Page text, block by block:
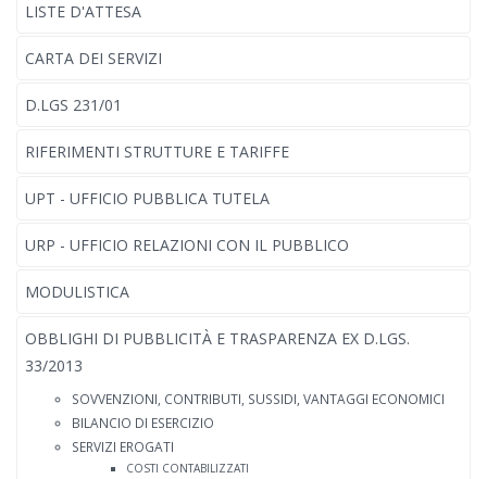
LISTE D'ATTESA
CARTA DEI SERVIZI
D.LGS 231/01
RIFERIMENTI STRUTTURE E TARIFFE
UPT - UFFICIO PUBBLICA TUTELA
URP - UFFICIO RELAZIONI CON IL PUBBLICO
MODULISTICA
OBBLIGHI DI PUBBLICITÀ E TRASPARENZA EX D.LGS.
33/2013
SOVVENZIONI, CONTRIBUTI, SUSSIDI, VANTAGGI ECONOMICI
BILANCIO DI ESERCIZIO
SERVIZI EROGATI
COSTI CONTABILIZZATI